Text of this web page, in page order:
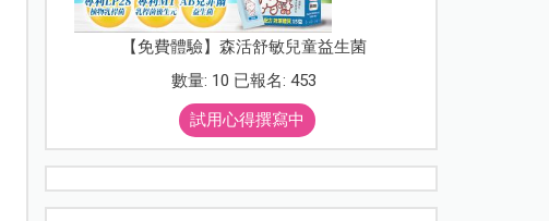
【免費體驗】森活舒敏兒童益生菌
數量: 10 已報名: 453
試用心得撰寫中